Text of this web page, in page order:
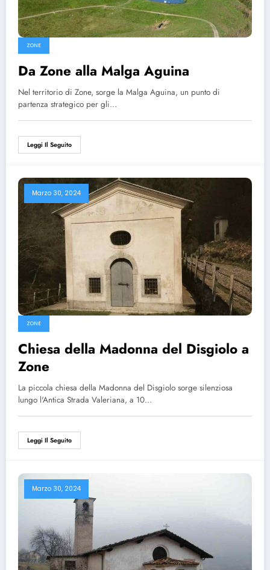
ZONE
Da Zone alla Malga Aguina
Nel territorio di Zone, sorge la Malga Aguina, un punto di
partenza strategico per gli…
Leggi Il Seguito
Marzo 30, 2024
ZONE
Chiesa della Madonna del Disgiolo a
Zone
La piccola chiesa della Madonna del Disgiolo sorge silenziosa
lungo l'Antica Strada Valeriana, a 10…
Leggi Il Seguito
Marzo 30, 2024